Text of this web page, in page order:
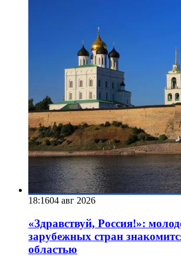
18:1604 авг 2026
«Здравствуй, Россия!»:
зарубежных стран
областью